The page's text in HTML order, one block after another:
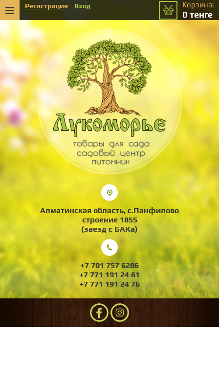
Корзина:
0 тенге
Регистрация Вход
Алматинская область, с.Панфилово
строение 1855
(заезд с БАКа)
+7 701 757 6286
+7 771 191 24 61
+7 771 191 24 76